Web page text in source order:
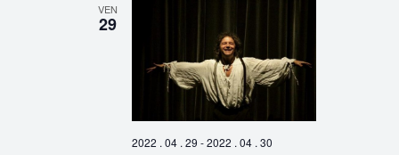
VEN
29
2022 . 04 . 29 -2022 . 04 . 30